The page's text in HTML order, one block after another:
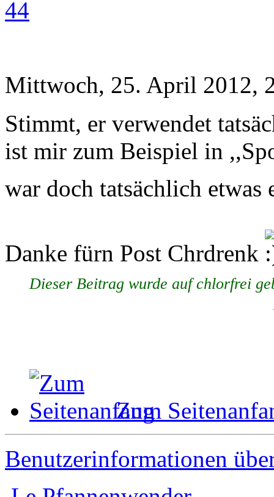
44
Mittwoch, 25. April 2012,
Stimmt, er verwendet
ist mir zum Beispiel in
war doch tatsächlich etwas
Danke fürn Post Chrdrenk
Dieser Beitrag wurde auf chlorfrei
Zum
Benutzerinformationen